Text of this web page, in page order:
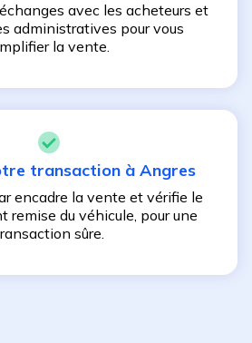
avec les acheteurs et
administratives pour vous
la vente.
transaction à Angres
encadre la vente et vérifie le
remise du véhicule, pour une
sûre.